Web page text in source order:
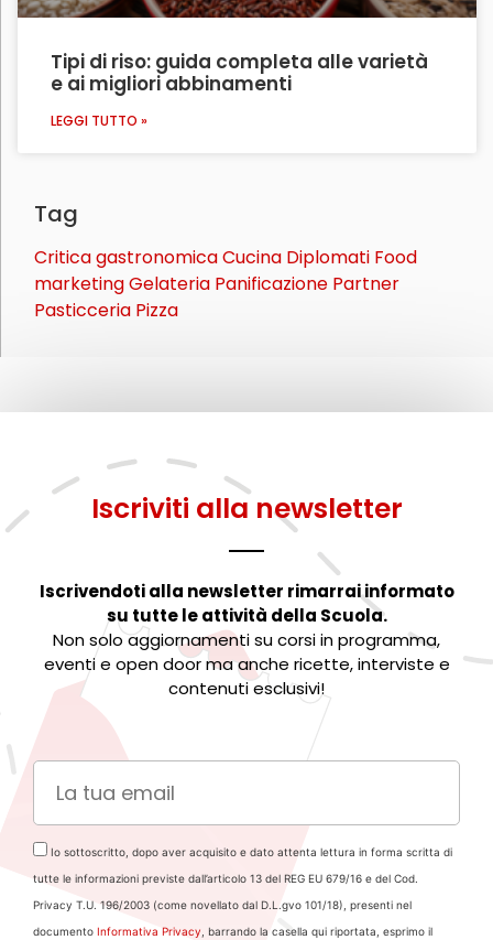
Tipi di riso: guida completa alle varietà
e ai migliori abbinamenti
LEGGI TUTTO »
Tag
Critica gastronomicaCucina Diplomati Food
marketingGelateria Panificazione Partner
Pasticceria Pizza
Iscriviti alla newsletter
Iscrivendoti alla newsletter rimarrai informato
su tutte le attività della Scuola.
Non solo aggiornamenti su corsi in programma,
eventi e open door ma anche ricette, interviste e
contenuti esclusivi!
Io sottoscritto, dopo aver acquisito e dato attenta lettura in forma scritta di
tutte le informazioni previste dall’articolo 13 del REG EU 679/16 e del Cod.
Privacy T.U. 196/2003 (come novellato dal D.L.gvo 101/18), presenti nel
documento Informativa Privacy , barrando la casella qui riportata, esprimo il